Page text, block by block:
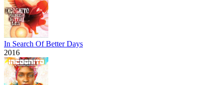
In Search Of Better Days
2016